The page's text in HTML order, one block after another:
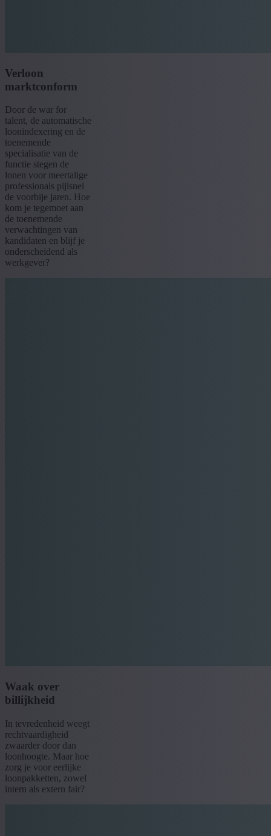
Verloon
marktconform
Door de war for
talent, de automatische
loonindexering en de
toenemende
specialisatie van de
functie stegen de
lonen voor meertalige
professionals pijlsnel
de voorbije jaren. Hoe
kom je tegemoet aan
de toenemende
verwachtingen van
kandidaten en blijf je
onderscheidend als
werkgever?
Waak over
billijkheid
In tevredenheid weegt
rechtvaardigheid
zwaarder door dan
loonhoogte. Maar hoe
zorg je voor eerlijke
loonpakketten, zowel
intern als extern fair?